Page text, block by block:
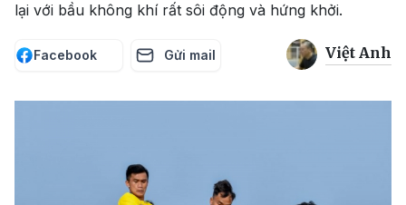
lại với bầu không khí rất sôi động và hứng khởi.
Facebook Gửi mail Việt Anh